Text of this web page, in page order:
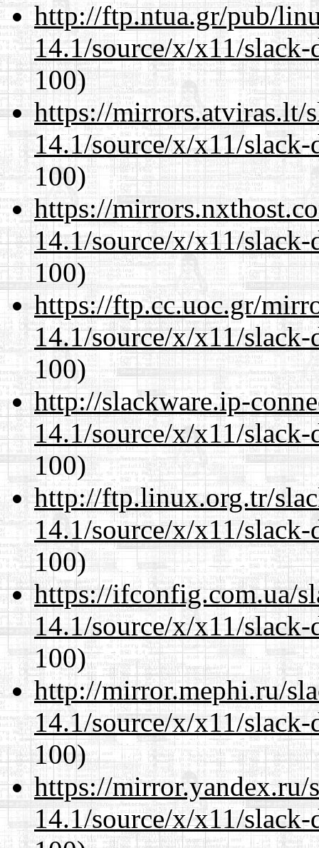
http://ftp.ntua.gr/pub/
14.1/source/x/x11/
100)
https://mirrors.atviras.lt/
14.1/source/x/x11/
100)
https://
14.1/source/x/x11/
100)
https://ftp.cc.uoc.gr/
14.1/source/x/x11/
100)
http://slackware.ip-
14.1/source/x/x11/
100)
http://ftp.linux.org.tr/
14.1/source/x/x11/
100)
https://ifconfig.com.ua/
14.1/source/x/x11/
100)
http://mirror.mephi.ru/
14.1/source/x/x11/
100)
https://mirror.yandex.ru/
14.1/source/x/x11/